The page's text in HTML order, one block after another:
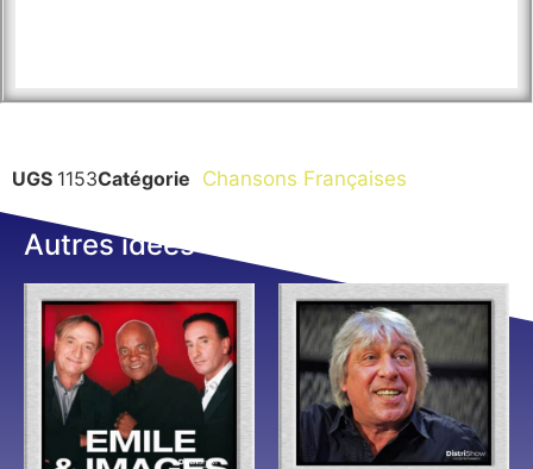
UGS 1153Catégorie Chansons Françaises
Autres idées